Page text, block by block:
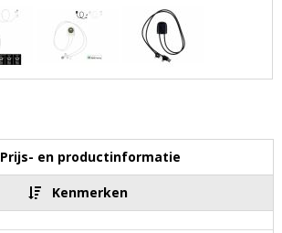
Prijs- en productinformatie
Kenmerken